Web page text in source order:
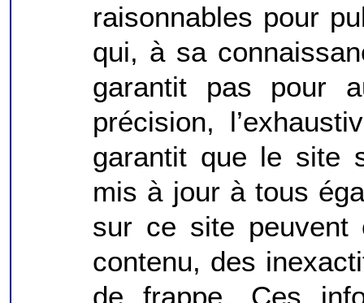
raisonnables pour
qui, à sa
garantit pas pour
précision,
garantit que le site
mis à jour à tous
sur ce site peuvent
contenu, des
de frappe. Ces